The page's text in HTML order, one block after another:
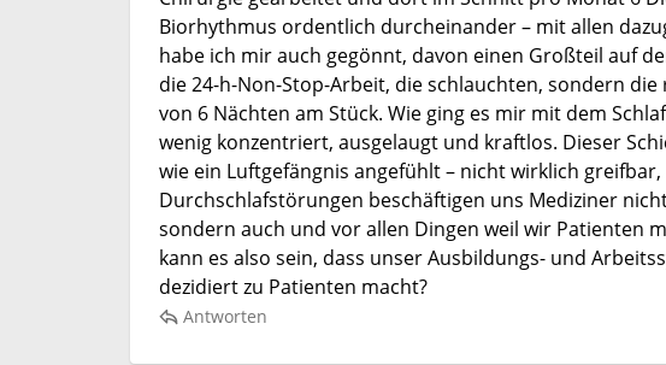
Biorhythmus ordentlich durcheinander – mit allen
habe ich mir auch gegönnt, davon einen Großteil auf
die 24-h-Non-Stop-Arbeit, die schlauchten, sondern
von 6 Nächten am Stück. Wie ging es mir mit dem
wenig konzentriert, ausgelaugt und kraftlos. Dieser
wie ein Luftgefängnis angefühlt – nicht wirklich
Durchschlafstörungen beschäftigen uns Mediziner
sondern auch und vor allen Dingen weil wir Patienten
kann es also sein, dass unser Ausbildungs- und
dezidiert zu Patienten macht?
Antworten